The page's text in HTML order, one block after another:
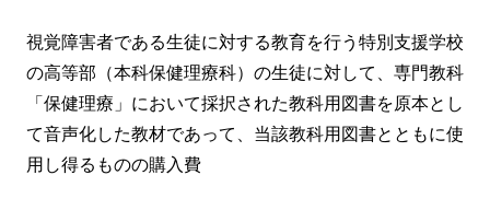
視覚障害者である生徒に対する教育を行う特別支援学校
の高等部（本科保健理療科）の生徒に対して、専門教科
「保健理療」において採択された教科用図書を原本とし
て音声化した教材であって、当該教科用図書とともに使
用し得るものの購入費